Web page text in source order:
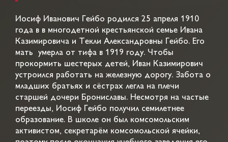
Иосиф Иванович Гейбо родился 25 апреля 1910
года в в многодетной крестьянской семье Ивана
Казимировича и Текли Александровны Гейбо. Его
мать умерла от тифа в 1919 году. Чтобы
прокормить шестерых детей, Иван Казимирович
устроился работать на железную дорогу. Забота о
младших братьях и сёстрах легла на плечи
старшей дочери Брониславы. Несмотря на частые
переезды, Иосиф Гейбо получил семилетнее
образование. В школе он был комсомольским
активистом, секретарём комсомольской ячейки,